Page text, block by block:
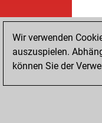
Wir verwenden
auszuspielen.
können Sie der